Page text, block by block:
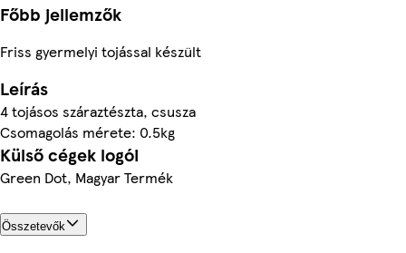
Főbb jellemzők
Friss gyermelyi tojással készült
Leírás
4 tojásos száraztészta, csusza
Csomagolás mérete: 0.5kg
Külső cégek logói
Green Dot, Magyar Termék
Összetevők